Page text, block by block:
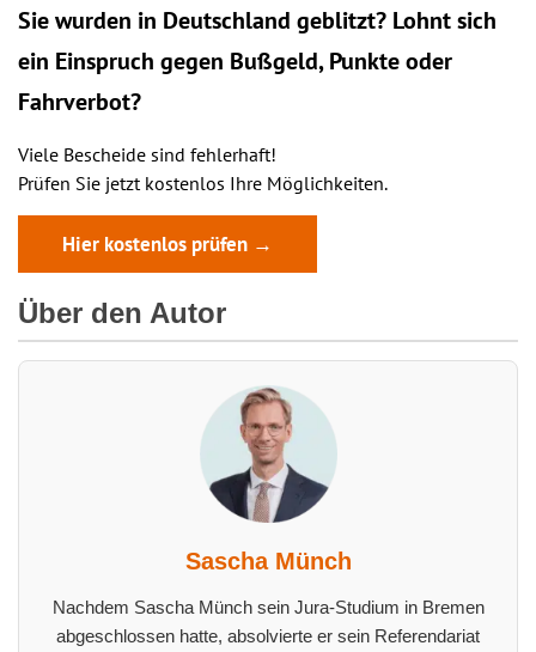
Sie wurden in Deutschland geblitzt? Lohnt sich
ein Einspruch gegen Bußgeld, Punkte oder
Fahrverbot?
Viele Bescheide sind fehlerhaft!
Prüfen Sie jetzt kostenlos Ihre Möglichkeiten.
Hier kostenlos prüfen →
Über den Autor
Sascha Münch
Nachdem Sascha Münch sein Jura-Studium in Bremen
abgeschlossen hatte, absolvierte er sein Referendariat